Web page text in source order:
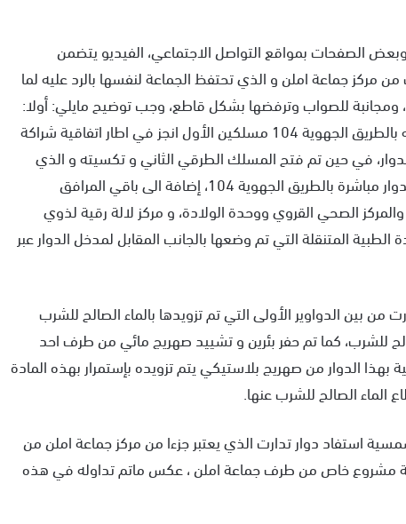
الصفحات بمواقع التواصل الاجتماعي، الفيديو يتضمن
جماعة املن و الذي تحتفظ الجماعة لنفسها بالرد عليه لما
للصواب وترفضها بشكل قاطع، وجب توضيح مايلي: أولا:
وضعية المسالك الطرقية بالدوار فدوار تدارت يربطه بالطريق الجهوية 104 مسلكين الأول انجز في اطار اتفاقية شراكة
في حين تم فتح المسلك الطرقي الثاني و تكسيته و الذي
يظهر بشكل جلي في الفيديو المنشور، حيث يربط الدوار مباشرة بالطريق الجهوية 104، إضافة الى باقي المرافق
الصحي القروي ووحدة الولادة، و مركز لالة رقية لذوي
المتنقلة التي تم وضعها بالجانب المقابل لمدخل الدوار عبر
من بين الدواوير الأولى التي تم تزويدها بالماء الصالح للشرب
للشرب، كما تم حفر بئرین و تشييد صهريج مائي من طرف احد
الدوار من صهريج بلاستيكي يتم تزويده بإستمرار بهذه المادة
الماء الصالح للشرب عنها.
استفاد دوار تدارت الذي يعتبر جزءا من مركز جماعة املن من
مشروع خاص من طرف جماعة املن ، عكس ماتم تداوله في هذه